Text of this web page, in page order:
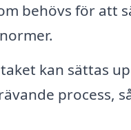
behövs för att
kan sättas
process,